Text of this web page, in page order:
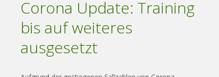
Corona Update: Training
bis auf weiteres
ausgesetzt